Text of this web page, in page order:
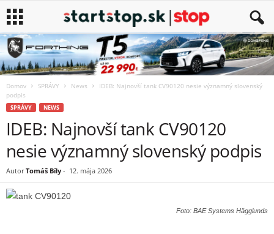
Domov SPRÁVY News
IDEB: Najnovší tank CV90120 nesie významný slovenský
podpis
SPRÁVY NEWS
IDEB: Najnovší tank CV90120
nesie významný slovenský podpis
Autor Tomáš Bíly - 12. mája 2026
Foto: BAE Systems Hägglunds